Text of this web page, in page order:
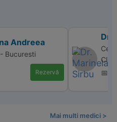
Andreea
Bucuresti
Rezervă
Dr.
📅
Mai multi medici >